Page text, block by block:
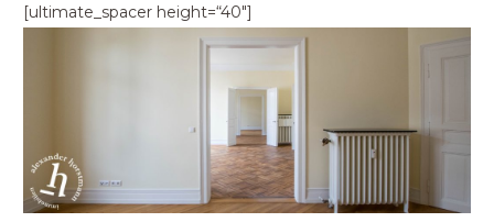
[ultimate_spacer height=“40″]